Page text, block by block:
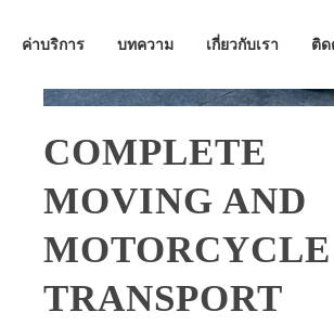
ค่าบริการ บทความ เกี่ยวกับเรา ติด
COMPLETE
MOVING AND
MOTORCYCLE
TRANSPORT